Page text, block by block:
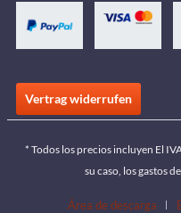
Vertrag widerrufen
* Todos los precios incluyen El
su caso, los gastos
Área de descarga